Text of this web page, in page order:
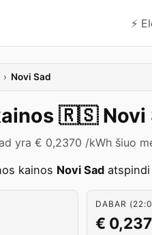
⚡️
› Novi Sad
🇷🇸 Novi
yra € 0,2370 /kWh šiuo
kainos Novi Sad atspindi
DABAR
€